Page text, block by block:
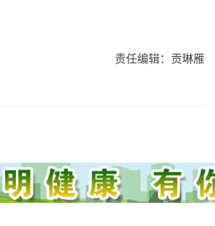
责任编辑：贡琳雁